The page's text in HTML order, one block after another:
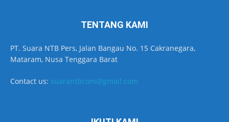
TENTANG KAMI
PT. Suara NTB Pers, Jalan Bangau No. 15 Cakranegara,
Mataram, Nusa Tenggara Barat
Contact us: suarantbcom@gmail.com